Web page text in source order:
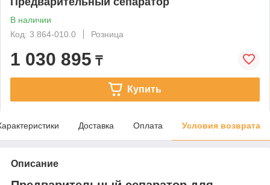
В наличии
Код: 3.864-010.0
Розница
1 030 895 ₸
Купить
Доставка Оплата Условия возврата
Описание